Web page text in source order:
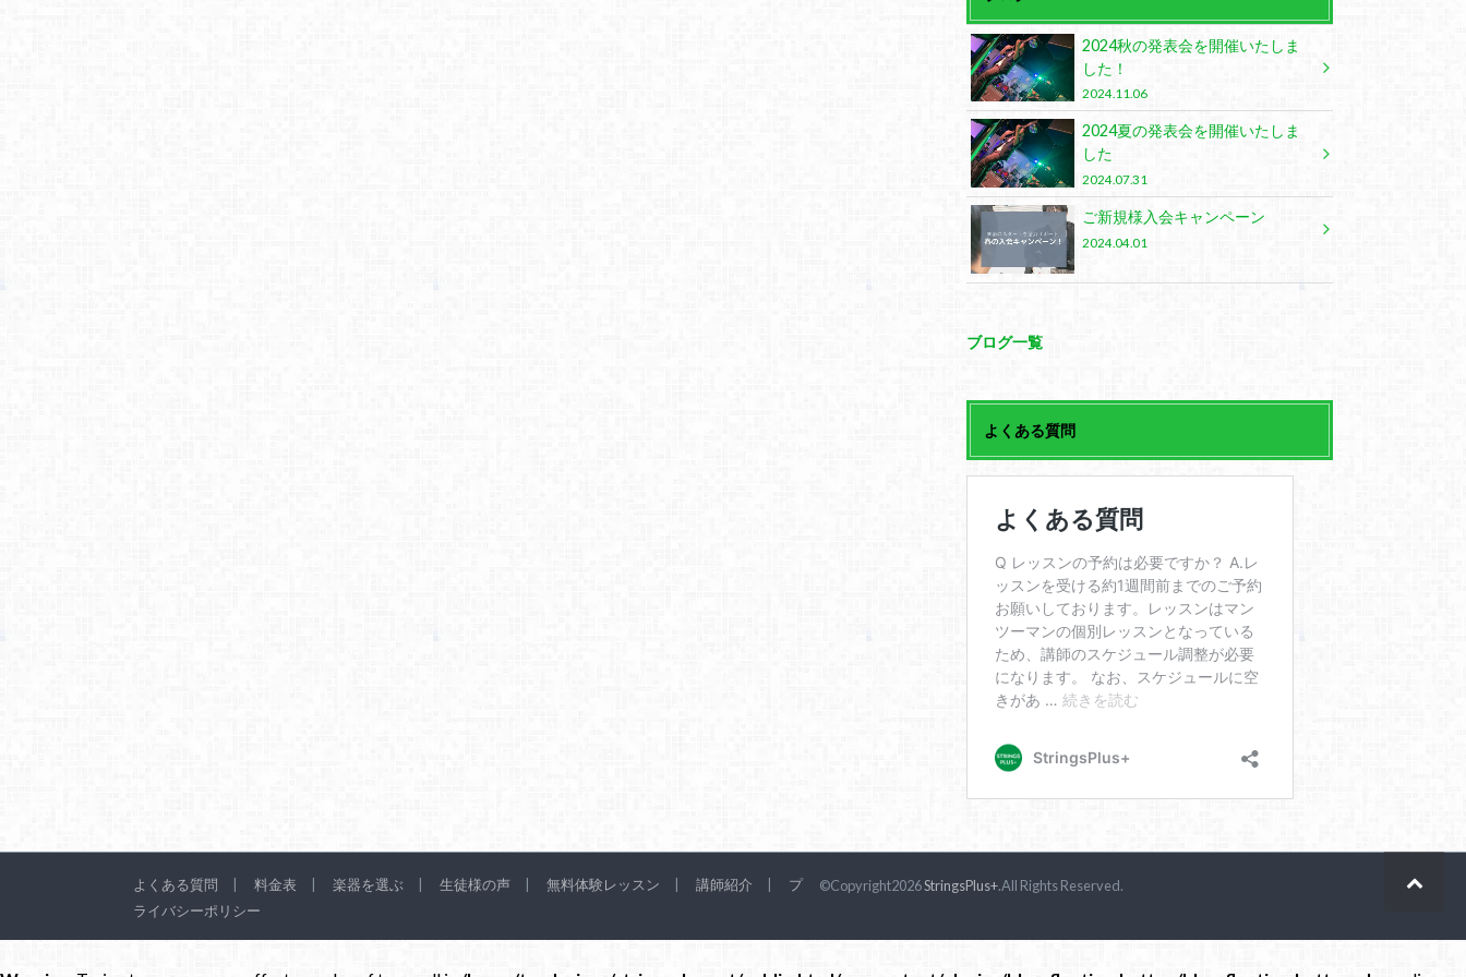
2024秋の発表会を開催いたしま
した！
2024.11.06
2024夏の発表会を開催いたしま
した
2024.07.31
ご新規様入会キャンペーン
2024.04.01
ブログ一覧
よくある質問
よくある質問 料金表 楽器を選ぶ 生徒様の声 無料体験レッスン 講師紹介
プ
ライバシーポリシー
©Copyright2026StringsPlus+.All Rights Reserved.